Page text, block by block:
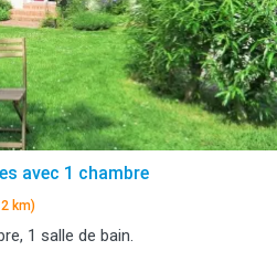
avec 1 chambre
km)
1 salle de bain.